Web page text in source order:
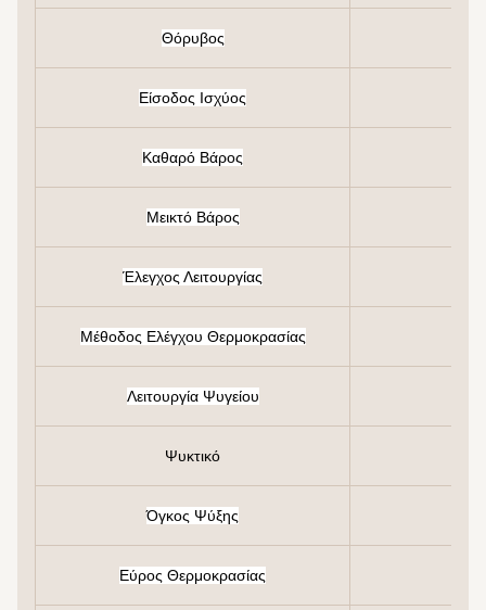
Θόρυβος
Είσοδος Ισχύος
Καθαρό Βάρος
Μεικτό Βάρος
Έλεγχος Λειτουργίας
Μέθοδος Ελέγχου Θερμοκρασίας
Λειτουργία Ψυγείου
Ψυκτικό
Όγκος Ψύξης
Εύρος Θερμοκρασίας